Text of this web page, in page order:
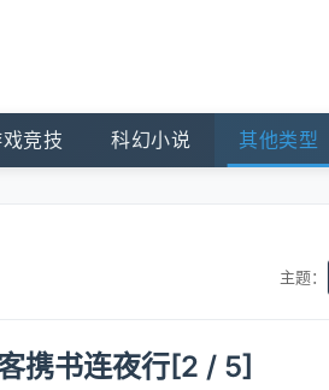
竞技 科幻小说 其他类型
主题：
携书连夜行[2 / 5]